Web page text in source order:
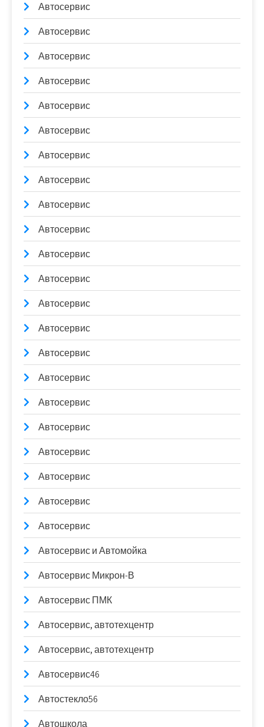
Автосервис
Автосервис
Автосервис
Автосервис
Автосервис
Автосервис
Автосервис
Автосервис
Автосервис
Автосервис
Автосервис
Автосервис
Автосервис
Автосервис
Автосервис
Автосервис
Автосервис
Автосервис
Автосервис
Автосервис
Автосервис
Автосервис
Автосервис и Автомойка
Автосервис Микрон-В
Автосервис ПМК
Автосервис, автотехцентр
Автосервис, автотехцентр
Автосервис46
Автостекло56
Автошкола